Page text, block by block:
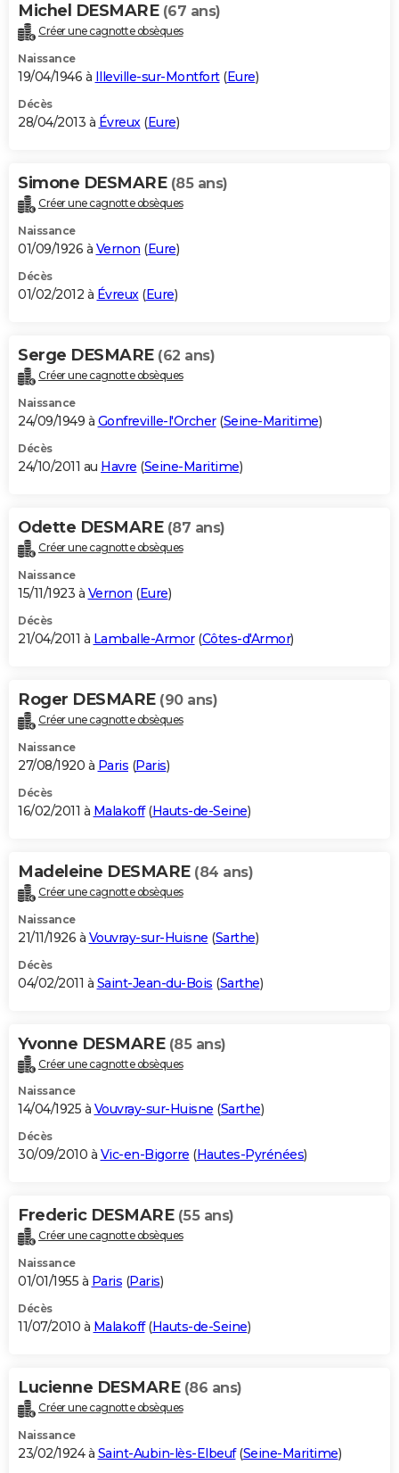
Michel DESMARE (67 ans)
Créer une cagnotte obsèques
Naissance
19/04/1946 à Illeville-sur-Montfort(Eure)
Décès
28/04/2013 à Évreux(Eure)
Simone DESMARE (85 ans)
Créer une cagnotte obsèques
Naissance
01/09/1926 à Vernon (Eure)
Décès
01/02/2012 à Évreux(Eure)
Serge DESMARE (62 ans)
Créer une cagnotte obsèques
Naissance
24/09/1949 à Gonfreville-l'Orcher(Seine-Maritime)
Décès
24/10/2011 au Havre (Seine-Maritime)
Odette DESMARE (87 ans)
Créer une cagnotte obsèques
Naissance
15/11/1923 à Vernon (Eure)
Décès
21/04/2011 à Lamballe-Armor(Côtes-d'Armor)
Roger DESMARE (90 ans)
Créer une cagnotte obsèques
Naissance
27/08/1920 à Paris (Paris)
Décès
16/02/2011 à Malakoff(Hauts-de-Seine)
Madeleine DESMARE (84 ans)
Créer une cagnotte obsèques
Naissance
21/11/1926 à Vouvray-sur-Huisne (Sarthe)
Décès
04/02/2011 à Saint-Jean-du-Bois (Sarthe)
Yvonne DESMARE (85 ans)
Créer une cagnotte obsèques
Naissance
14/04/1925 à Vouvray-sur-Huisne (Sarthe)
Décès
30/09/2010 à Vic-en-Bigorre (Hautes-Pyrénées)
Frederic DESMARE (55 ans)
Créer une cagnotte obsèques
Naissance
01/01/1955 à Paris (Paris)
Décès
11/07/2010 à Malakoff(Hauts-de-Seine)
Lucienne DESMARE (86 ans)
Créer une cagnotte obsèques
Naissance
23/02/1924 à Saint-Aubin-lès-Elbeuf(Seine-Maritime)